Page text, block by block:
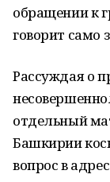
обращении к
говорит само
Рассуждая о
отдельный
Башкирии
вопрос в